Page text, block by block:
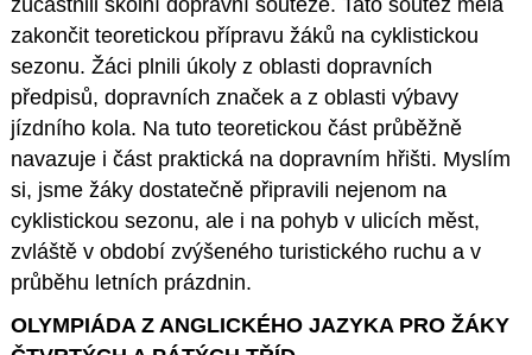
zakončit teoretickou přípravu žáků na cyklistickou
sezonu. Žáci plnili úkoly z oblasti dopravních
předpisů, dopravních značek a z oblasti výbavy
jízdního kola. Na tuto teoretickou část průběžně
navazuje i část praktická na dopravním hřišti. Myslím
si, jsme žáky dostatečně připravili nejenom na
cyklistickou sezonu, ale i na pohyb v ulicích měst,
zvláště v období zvýšeného turistického ruchu a v
průběhu letních prázdnin.
OLYMPIÁDA Z ANGLICKÉHO JAZYKA PRO ŽÁKY